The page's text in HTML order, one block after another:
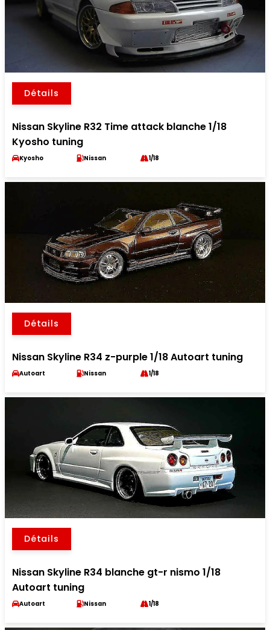
Détails
Nissan Skyline R32 Time attack blanche 1/18
Kyosho tuning
Kyosho Nissan 1/18
Détails
Nissan Skyline R34 z-purple 1/18 Autoart tuning
Autoart Nissan 1/18
Détails
Nissan Skyline R34 blanche gt-r nismo 1/18
Autoart tuning
Autoart Nissan 1/18